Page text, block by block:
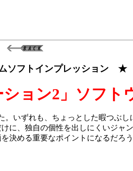
ソフトインプレッション ★
ョン2」ソフト
いずれも、ちょっとした暇つぶ
、独自の個性を出しにくいジャ
決める重要なポイントになるだろう